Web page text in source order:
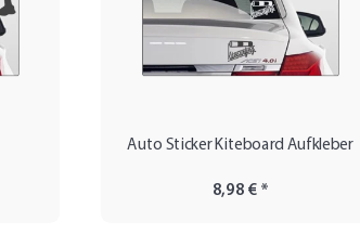
Auto Sticker Kiteboard Aufkleber
8,98 € *